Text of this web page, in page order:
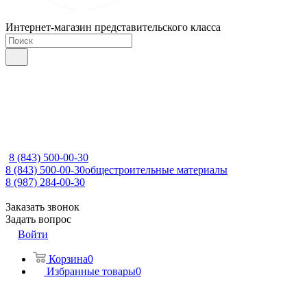
Интернет-магазин представительского класса
8 (843) 500-00-30
8 (843) 500-00-30общестроительные материалы
8 (987) 284-00-30
Заказать звонок
Задать вопрос
Войти
Корзина0
Избранные товары0